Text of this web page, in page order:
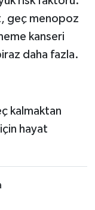
geç menopoz
kanseri
daha fazla.
kalmaktan
hayat